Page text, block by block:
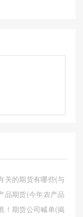
关的期货有哪些(与
品期货(今年农产品
！期货公司喊单(揭